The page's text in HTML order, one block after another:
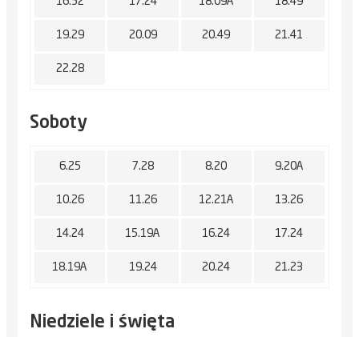
19.29 20.09 20.49 21.41
22.28
Soboty
6.25 7.28 8.20 9.20A
10.26 11.26 12.21A 13.26
14.24 15.19A 16.24 17.24
18.19A 19.24 20.24 21.23
Niedziele i święta